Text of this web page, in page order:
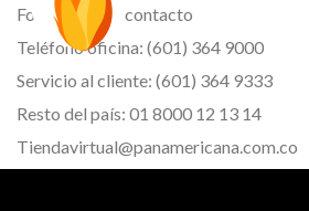
Formulario de contacto
Teléfono oficina: (601) 364 9000
Servicio al cliente: (601) 364 9333
Resto del país: 01 8000 12 13 14
Tiendavirtual@panamericana.com.co